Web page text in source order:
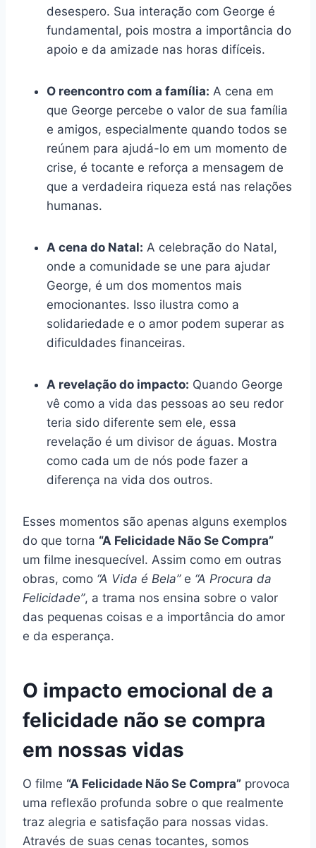
desespero. Sua interação com George é
fundamental, pois mostra a importância do
apoio e da amizade nas horas difíceis.
O reencontro com a família: A cena em
que George percebe o valor de sua família
e amigos, especialmente quando todos se
reúnem para ajudá-lo em um momento de
crise, é tocante e reforça a mensagem de
que a verdadeira riqueza está nas relações
humanas.
A cena do Natal: A celebração do Natal,
onde a comunidade se une para ajudar
George, é um dos momentos mais
emocionantes. Isso ilustra como a
solidariedade e o amor podem superar as
dificuldades financeiras.
A revelação do impacto: Quando George
vê como a vida das pessoas ao seu redor
teria sido diferente sem ele, essa
revelação é um divisor de águas. Mostra
como cada um de nós pode fazer a
diferença na vida dos outros.
Esses momentos são apenas alguns exemplos
do que torna “A Felicidade Não Se Compra”
um filme inesquecível. Assim como em outras
obras, como “A Vida é Bela”e “A Procura da
Felicidade”, a trama nos ensina sobre o valor
das pequenas coisas e a importância do amor
e da esperança.
O impacto emocional de a
felicidade não se compra
em nossas vidas
O filme “A Felicidade Não Se Compra” provoca
uma reflexão profunda sobre o que realmente
traz alegria e satisfação para nossas vidas.
Através de suas cenas tocantes, somos